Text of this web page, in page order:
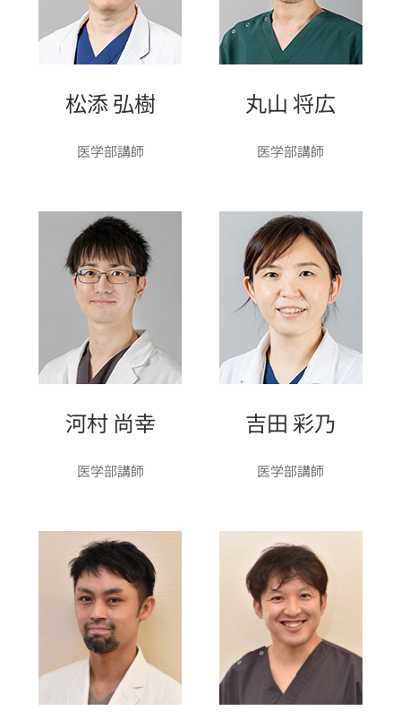
松添 弘樹
医学部講師
丸山 将広
医学部講師
河村 尚幸
医学部講師
吉田 彩乃
医学部講師